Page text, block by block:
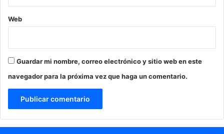
Web
Guardar mi nombre, correo electrónico y sitio web en este
navegador para la próxima vez que haga un comentario.